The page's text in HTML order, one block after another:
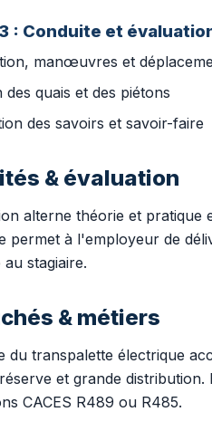
: Conduite et
manœuvres et
des quais et des piétons
des savoirs et savoir-faire
& évaluation
alterne théorie et pratique
permet à l'employeur de
stagiaire.
& métiers
du transpalette électrique
et grande
CACES R489 ou R485.